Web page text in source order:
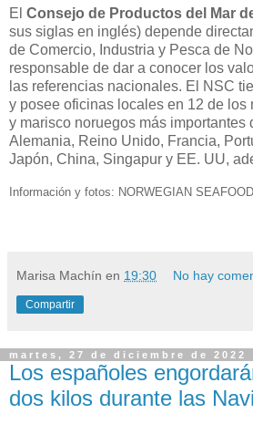
El Consejo de Productos del Mar
sus siglas en inglés) depende
de Comercio, Industria y Pesca de
responsable de dar a conocer los
las referencias nacionales. El NSC
y posee oficinas locales en 12 de los
y marisco noruegos más importantes
Alemania, Reino Unido, Francia,
Japón, China, Singapur y EE. UU,
Información y fotos: NORWEGIAN
Marisa Machín en 19:30 No hay
Compartir
martes, 27 de diciembre de 2022
Los españoles
dos kilos durante las